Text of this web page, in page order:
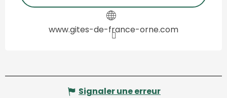
www.gites-de-france-orne.com
Signaler une erreur